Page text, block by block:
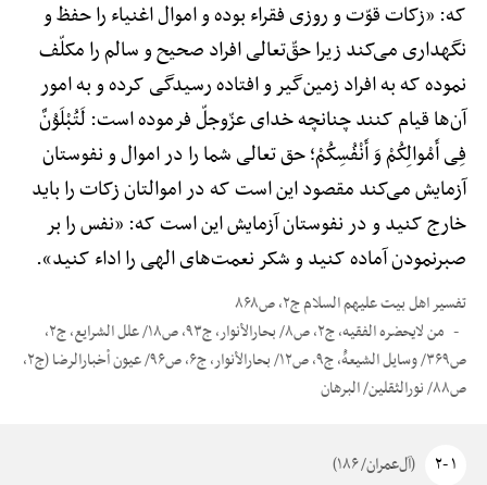
که: «زکات قوّت و روزی فقراء بوده و اموال اغنیاء را حفظ و
نگهداری می‌کند زیرا حقّ‌تعالی افراد صحیح و سالم را مکلّف
نموده که به افراد زمین‌گیر و افتاده رسیدگی کرده و به امور
آن‌ها قیام کنند چنانچه خدای عزّوجلّ فرموده است: لَتُبْلَوُنَّ
فِی أَمْوالِکُمْ وَ أَنْفُسِکُمْ؛ حق تعالی شما را در اموال و نفوستان
آزمایش می‌کند مقصود این است که در اموالتان زکات را باید
خارج کنید و در نفوستان آزمایش این است که: «نفس را بر
صبرنمودن آماده کنید و شکر نعمت‌های الهی را اداء کنید».
تفسیر اهل بیت علیهم السلام ج۲، ص۸۶۸
من لایحضره الفقیه، ج۲، ص۸/ بحارالأنوار، ج۹۳، ص۱۸/ علل الشرایع، ج۲،
ص۳۶۹/ وسایل الشیعهًْ، ج۹، ص۱۲/ بحارالأنوار، ج۶، ص۹۶/ عیون أخبارالرضا (ج۲،
ص۸۸/ نورالثقلین/ البرهان
۱ -۲ (آل‌عمران/ ۱۸۶)